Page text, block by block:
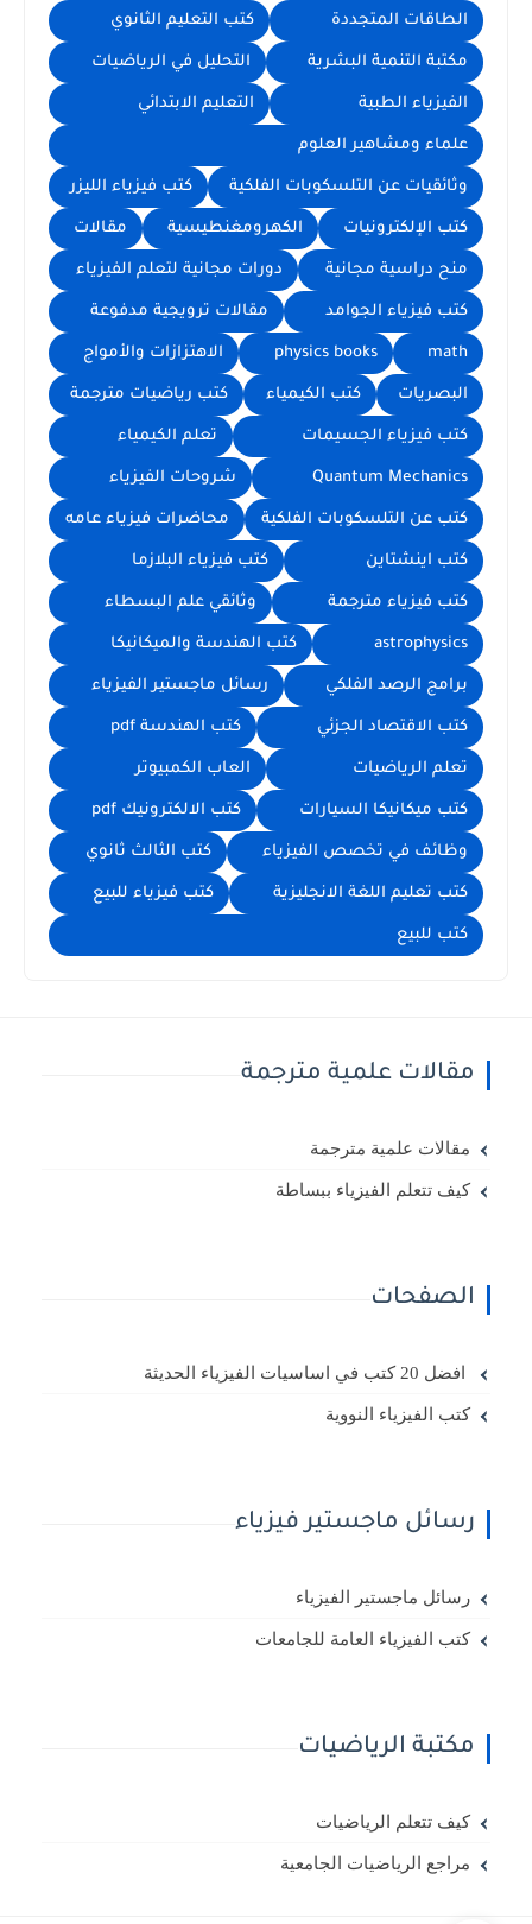
الطاقات المتجددة كتب التعليم الثانوي
مكتبة التنمية البشرية التحليل في الرياضيات
الفيزياء الطبية التعليم الابتدائي
علماء ومشاهير العلوم
وثائقيات عن التلسكوبات الفلكية كتب فيزياء الليزر
كتب الإلكترونيات الكهرومغنطيسية مقالات
منح دراسية مجانية دورات مجانية لتعلم الفيزياء
كتب فيزياء الجوامد مقالات ترويجية مدفوعة
math
physics books الاهتزازات والأمواج
البصريات كتب الكيمياء كتب رياضيات مترجمة
كتب فيزياء الجسيمات تعلم الكيمياء
Quantum Mechanics شروحات الفيزياء
كتب عن التلسكوبات الفلكية محاضرات فيزياء عامه
كتب اينشتاين كتب فيزياء البلازما
كتب فيزياء مترجمة وثائقي علم البسطاء
astrophysics كتب الهندسة والميكانيكا
برامج الرصد الفلكي رسائل ماجستير الفيزياء
كتب الاقتصاد الجزئي كتب الهندسة pdf
تعلم الرياضيات العاب الكمبيوتر
كتب ميكانيكا السيارات كتب الالكترونيك pdf
وظائف في تخصص الفيزياء كتب الثالث ثانوي
كتب تعليم اللغة الانجليزية كتب فيزياء للبيع
كتب للبيع
مقالات علمية مترجمة
مقالات علمية مترجمة
كيف تتعلم الفيزياء ببساطة
الصفحات
افضل 20 كتب في اساسيات الفيزياء الحديثة
كتب الفيزياء النووية
رسائل ماجستير فيزياء
رسائل ماجستير الفيزياء
كتب الفيزياء العامة للجامعات
مكتبة الرياضيات
كيف تتعلم الرياضيات
مراجع الرياضيات الجامعية